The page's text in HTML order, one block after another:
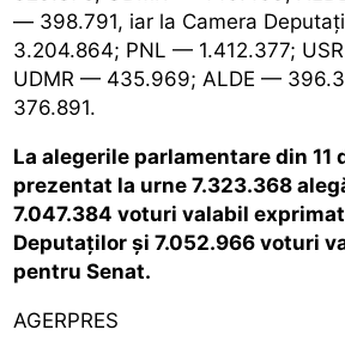
— 398.791, iar la Camera
3.204.864; PNL — 1.412.377;
UDMR — 435.969; ALDE —
376.891.
La alegerile parlamentare din 11
prezentat la urne 7.323.368
7.047.384 voturi valabil
Deputaților și 7.052.966 voturi
pentru Senat.
AGERPRES